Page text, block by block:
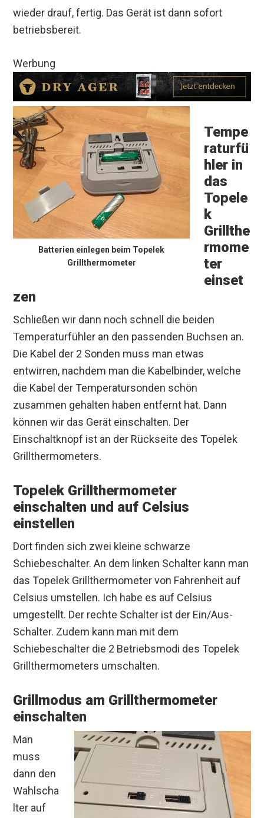
wieder drauf, fertig. Das Gerät ist dann sofort
betriebsbereit.
Werbung
Batterien einlegen beim Topelek
Grillthermometer
Tempe
raturfü
hler in
das
Topele
k
Grillthe
rmome
ter
einset
zen
Schließen wir dann noch schnell die beiden
Temperaturfühler an den passenden Buchsen an.
Die Kabel der 2 Sonden muss man etwas
entwirren, nachdem man die Kabelbinder, welche
die Kabel der Temperatursonden schön
zusammen gehalten haben entfernt hat. Dann
können wir das Gerät einschalten. Der
Einschaltknopf ist an der Rückseite des Topelek
Grillthermometers.
Topelek Grillthermometer
einschalten und auf Celsius
einstellen
Dort finden sich zwei kleine schwarze
Schiebeschalter. An dem linken Schalter kann man
das Topelek Grillthermometer von Fahrenheit auf
Celsius umstellen. Ich habe es auf Celsius
umgestellt. Der rechte Schalter ist der Ein/Aus-
Schalter. Zudem kann man mit dem
Schiebeschalter die 2 Betriebsmodi des Topelek
Grillthermometers umschalten.
Grillmodus am Grillthermometer
einschalten
Man
muss
dann den
Wahlscha
lter auf